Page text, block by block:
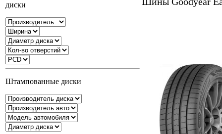
диски
Штампованные диски